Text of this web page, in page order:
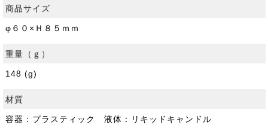
商品サイズ
φ６０×Ｈ８５ｍｍ
重量（ｇ）
148 (g)
材質
容器：プラスティック 液体：リキッドキャンドル